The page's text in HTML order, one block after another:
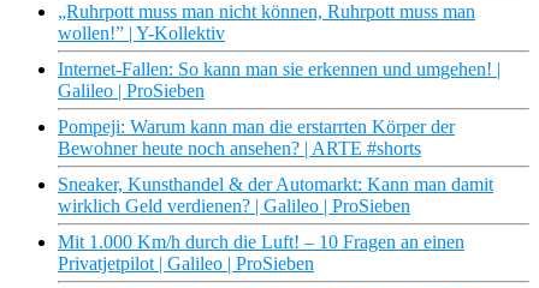
„Ruhrpott muss man nicht können, Ruhrpott muss man
wollen!” | Y-Kollektiv
Internet-Fallen: So kann man sie erkennen und umgehen! |
Galileo | ProSieben
Pompeji: Warum kann man die erstarrten Körper der
Bewohner heute noch ansehen? | ARTE #shorts
Sneaker, Kunsthandel & der Automarkt: Kann man damit
wirklich Geld verdienen? | Galileo | ProSieben
Mit 1.000 Km/h durch die Luft! – 10 Fragen an einen
Privatjetpilot | Galileo | ProSieben